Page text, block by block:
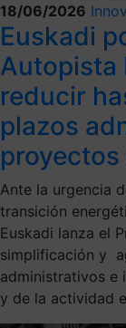
18/06/2026
Euskadi
Autopista
reducir
plazos
Ante la urgencia
transición
Euskadi lanza el
simplificación y
administrativos e
y de la actividad